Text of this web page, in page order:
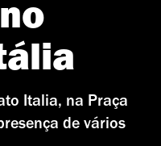
Italia, na Praça
de vários